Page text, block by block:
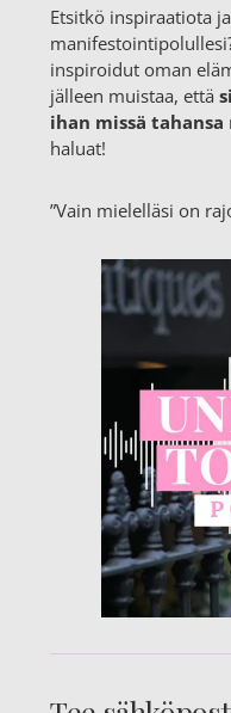
Etsitkö inspiraatiota
inspiroidut oman
jälleen muistaa, että
ihan missä tahansa
haluat!
”Vain mielelläsi on